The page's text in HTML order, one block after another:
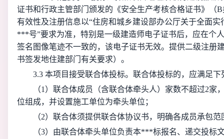
证书和行政主管部门颁发的《安全生产考核合格证书》（
有效性及注册信息以“住房和城乡建设部办公厅关于全面
***号”要求为准，特别是一级建造师电子证书后，应在个
签名图像笔迹不一致的，该电子证书无效。提供二级注册
书签发地住建部门有关要求）。
3.3 本项目接受联合体投标。联合体投标的，应满足下
（1）联合体成员（含联合体牵头人）家数不超过2家
位组成，并设置施工单位为牵头单位；
（2）联合体须提供联合体协议书，明确各成员承包
（3）由联合体牵头单位负责本***标报名、递交投标